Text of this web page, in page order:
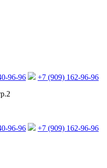
96-96
+7 (909) 162-96-96
96-96 +7 (909) 162-96-96